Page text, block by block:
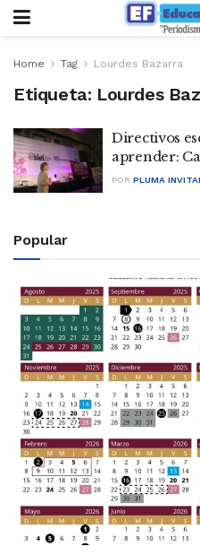
Home Tag Lourdes Bazarra
Etiqueta: Lourdes
Directivos
aprender:
POR PLUMA
Popular